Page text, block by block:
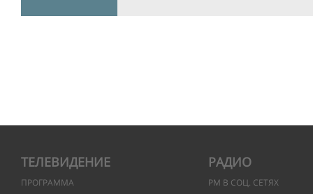
ТЕЛЕВИДЕНИЕ
ПРОГРАММА
РАДИО
РМ В СОЦ. СЕТЯХ